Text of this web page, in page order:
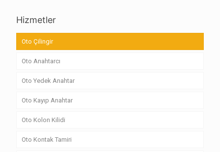
Hizmetler
Oto Çilingir
Oto Anahtarcı
Oto Yedek Anahtar
Oto Kayıp Anahtar
Oto Kolon Kilidi
Oto Kontak Tamiri